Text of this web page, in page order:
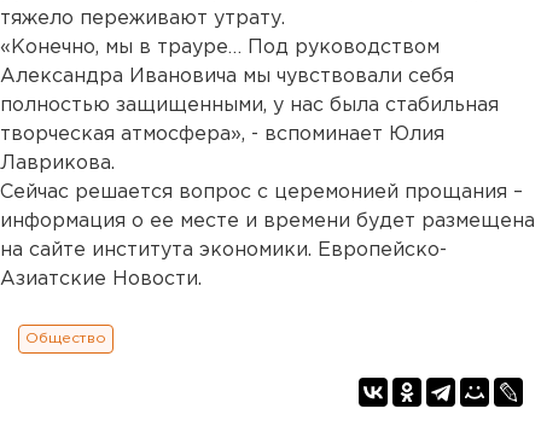
тяжело переживают утрату.
«Конечно, мы в трауре… Под руководством
Александра Ивановича мы чувствовали себя
полностью защищенными, у нас была стабильная
творческая атмосфера», - вспоминает Юлия
Лаврикова.
Сейчас решается вопрос с церемонией прощания –
информация о ее месте и времени будет размещена
на сайте института экономики. Европейско-
Азиатские Новости.
Общество